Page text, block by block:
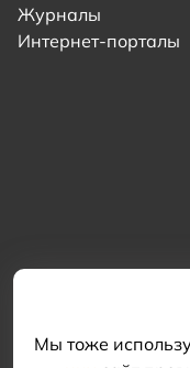
Мы тоже
Журналы
Интернет-порталы